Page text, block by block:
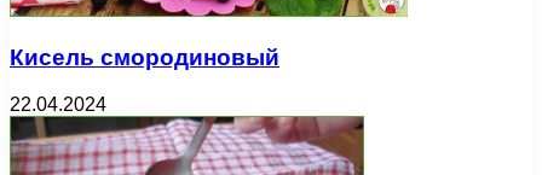
Кисель смородиновый
22.04.2024